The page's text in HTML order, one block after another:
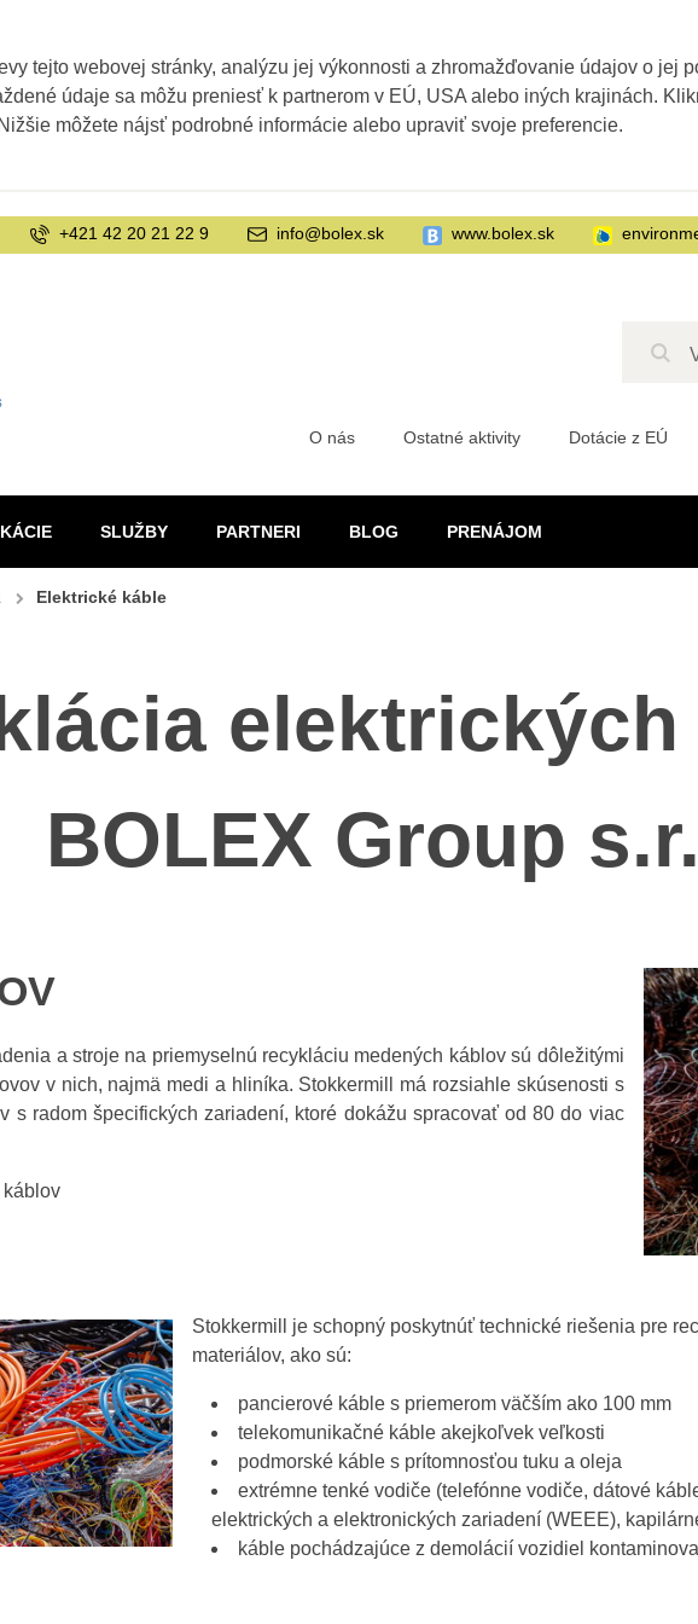
SLUŽBY PARTNERI BLOG PRENÁJOM
O nás Ostatné aktivity Dotácie z EÚ
+421 42 20 21 22 9 info@bolex.sk www.bolex.sk
Elektrické káble
BOLEX Group
a stroje na priemyselnú recykláciu medených káblov sú dôležitými
v nich, najmä medi a hliníka. Stokkermill má rozsiahle skúsenosti s
s radom špecifických zariadení, ktoré dokážu spracovať od 80 do viac
káblov
Stokkermill je schopný poskytnúť technické riešenia pre
materiálov, ako sú:
pancierové káble s priemerom väčším ako 100 mm
telekomunikačné káble akejkoľvek veľkosti
podmorské káble s prítomnosťou tuku a oleja
extrémne tenké vodiče (telefónne vodiče, dátové
elektrických a elektronických zariadení (WEEE),
káble pochádzajúce z demolácií vozidiel
tejto webovej stránky, analýzu jej výkonnosti a zhromažďovanie údajov o jej
údaje sa môžu preniesť k partnerom v EÚ, USA alebo iných krajinách.
môžete nájsť podrobné informácie alebo upraviť svoje preferencie.